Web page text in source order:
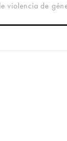
violencia de